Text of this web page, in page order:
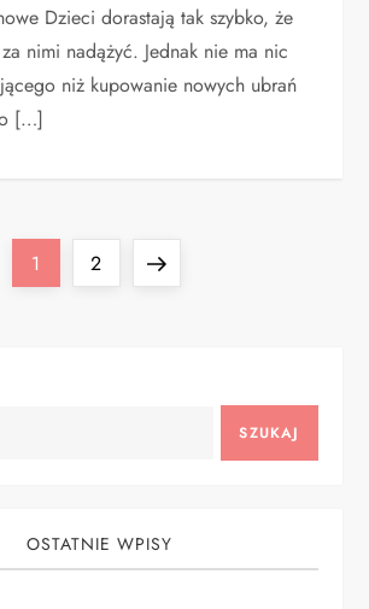
Dzieci dorastają tak szybko, że
nimi nadążyć. Jednak nie ma nic
niż kupowanie nowych ubrań
[…]
Page
1 Page
2
Next
SZUKAJ
OSTATNIE WPISY